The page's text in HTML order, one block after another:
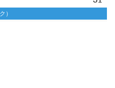
）